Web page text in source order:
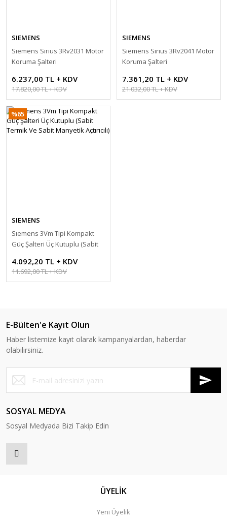
SIEMENS
Sıemens Sırıus 3Rv2031 Motor
Koruma Şalteri
6.237,00 TL + KDV
17.820,00 TL + KDV
SIEMENS
Sıemens Sırıus 3Rv2041 Motor
Koruma Şalteri
7.361,20 TL + KDV
21.032,00 TL + KDV
%65
SIEMENS
Sıemens 3Vm Tipi Kompakt
Güç Şalteri Üç Kutuplu (Sabit
Açtırıcılı)
4.092,20 TL + KDV
11.692,00 TL + KDV
E-Bülten'e Kayıt Olun
Haber listemize kayıt olarak kampanyalardan, haberdar
olabilirsiniz.
SOSYAL MEDYA
Sosyal Medyada Bizi Takip Edin
ÜYELİK
Yeni Üyelik